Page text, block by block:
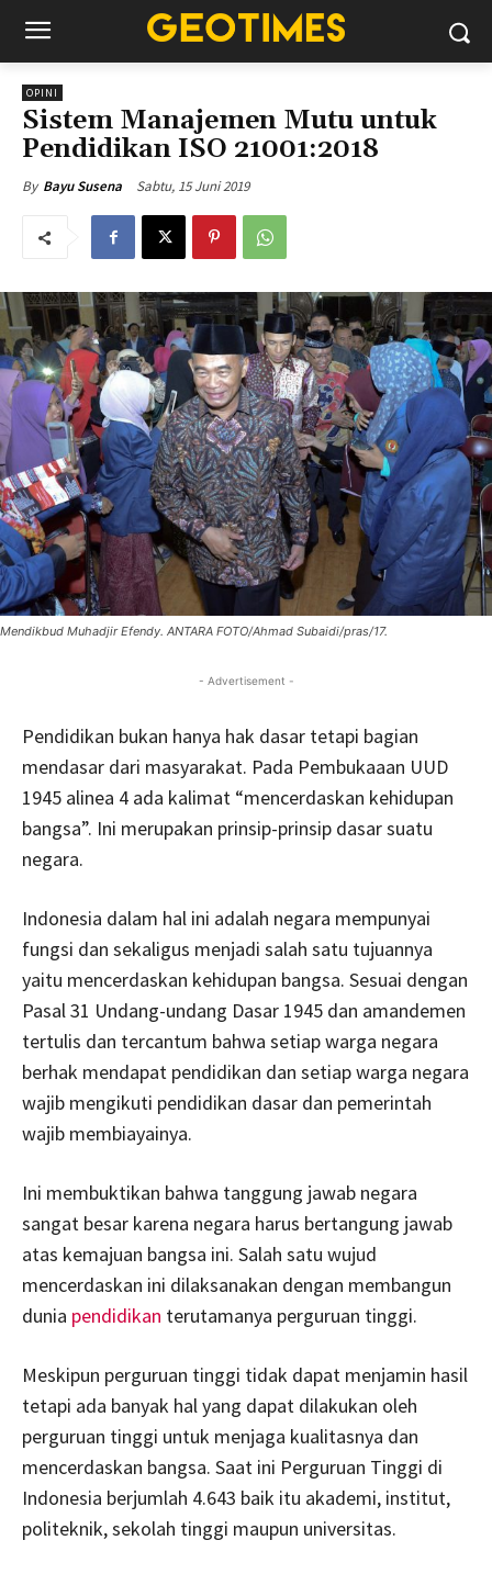
OPINI
Sistem Manajemen Mutu untuk
Pendidikan ISO 21001:2018
By Bayu Susena Sabtu, 15 Juni 2019
Mendikbud Muhadjir Efendy. ANTARA FOTO/Ahmad Subaidi/pras/17.
- Advertisement -
Pendidikan bukan hanya hak dasar tetapi bagian
mendasar dari masyarakat. Pada Pembukaaan UUD
1945 alinea 4 ada kalimat “mencerdaskan kehidupan
bangsa”. Ini merupakan prinsip-prinsip dasar suatu
negara.
Indonesia dalam hal ini adalah negara mempunyai
fungsi dan sekaligus menjadi salah satu tujuannya
yaitu mencerdaskan kehidupan bangsa. Sesuai dengan
Pasal 31 Undang-undang Dasar 1945 dan amandemen
tertulis dan tercantum bahwa setiap warga negara
berhak mendapat pendidikan dan setiap warga negara
wajib mengikuti pendidikan dasar dan pemerintah
wajib membiayainya.
Ini membuktikan bahwa tanggung jawab negara
sangat besar karena negara harus bertangung jawab
atas kemajuan bangsa ini. Salah satu wujud
mencerdaskan ini dilaksanakan dengan membangun
dunia pendidikan terutamanya perguruan tinggi.
Meskipun perguruan tinggi tidak dapat menjamin hasil
tetapi ada banyak hal yang dapat dilakukan oleh
perguruan tinggi untuk menjaga kualitasnya dan
mencerdaskan bangsa. Saat ini Perguruan Tinggi di
Indonesia berjumlah 4.643 baik itu akademi, institut,
politeknik, sekolah tinggi maupun universitas.